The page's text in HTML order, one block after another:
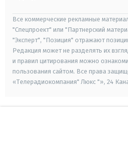
Все коммерческие рекламные
"Спецпроект" или "Партнерский
"Эксперт", "Позиция" отражают
Редакция может не разделять их
и правил цитирования можно
пользования сайтом. Все права
«Телерадиокомпания" Люкс "», 24